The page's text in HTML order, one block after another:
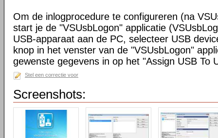
Om de inlogprocedure te configureren (na
start je de "VSUsbLogon" applicatie
USB-apparaat aan de PC, selecteer USB
knop in het venster van de "VSUsbLogon"
gewenste gegevens in op het "Assign USB To
Stel een correctie voor
Screenshots: